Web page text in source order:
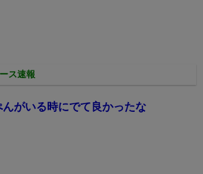
ス速報
がいる時にでて良かったな